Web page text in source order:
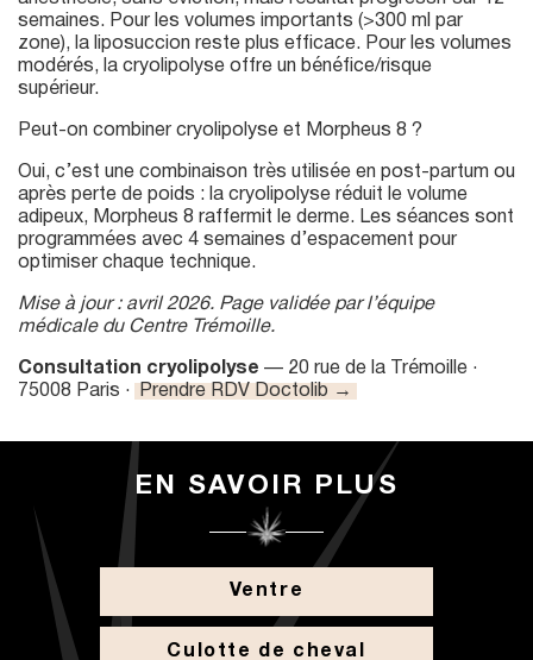
semaines. Pour les volumes importants (>300 ml par
zone), la liposuccion reste plus efficace. Pour les volumes
modérés, la cryolipolyse offre un bénéfice/risque
supérieur.
Peut-on combiner cryolipolyse et Morpheus 8 ?
Oui, c’est une combinaison très utilisée en post-partum ou
après perte de poids : la cryolipolyse réduit le volume
adipeux, Morpheus 8 raffermit le derme. Les séances sont
programmées avec 4 semaines d’espacement pour
optimiser chaque technique.
Mise à jour : avril 2026. Page validée par l’équipe
médicale du Centre Trémoille.
Consultation cryolipolyse — 20 rue de la Trémoille ·
75008 Paris ·
Prendre RDV Doctolib →
EN SAVOIR PLUS
Ventre
Culotte de cheval